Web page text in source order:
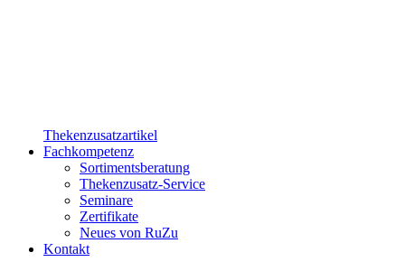
Thekenzusatzartikel
Fachkompetenz
Sortimentsberatung
Thekenzusatz-Service
Seminare
Zertifikate
Neues von RuZu
Kontakt